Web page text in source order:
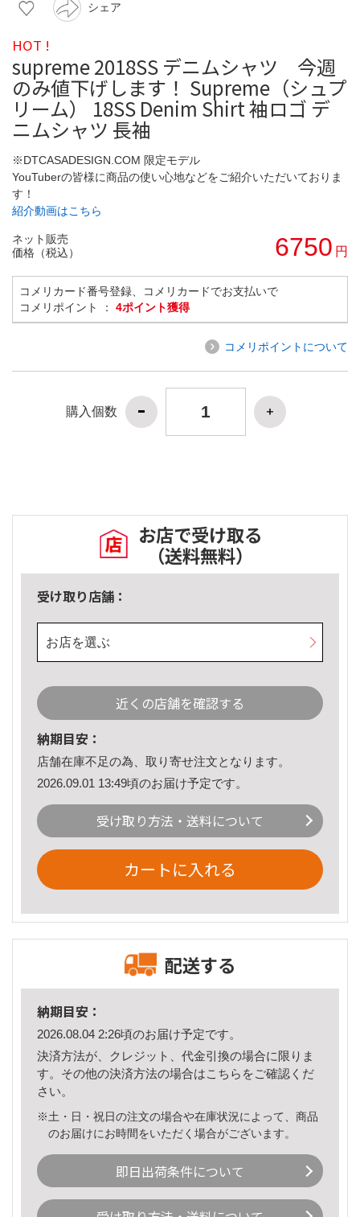
シェア
HOT !
supreme 2018SS デニムシャツ 今週
のみ値下げします！ Supreme（シュプ
リーム） 18SS Denim Shirt 袖ロゴ デ
ニムシャツ 長袖
※DTCASADESIGN.COM 限定モデル
YouTuberの皆様に商品の使い心地などをご紹介いただいておりま
す！
紹介動画はこちら
ネット販売
価格（税込）
6750 円
コメリカード番号登録、コメリカードでお支払いで
コメリポイント ： 4ポイント獲得
コメリポイントについて
購入個数
お店で受け取る
（送料無料）
受け取り店舗：
お店を選ぶ
近くの店舗を確認する
納期目安：
店舗在庫不足の為、取り寄せ注文となります。
2026.09.01 13:49頃のお届け予定です。
受け取り方法・送料について
カートに入れる
配送する
納期目安：
2026.08.04 2:26頃のお届け予定です。
決済方法が、クレジット、代金引換の場合に限りま
す。その他の決済方法の場合はこちら をご確認くだ
さい。
※土・日・祝日の注文の場合や在庫状況によって、商品
のお届けにお時間をいただく場合がございます。
即日出荷条件について